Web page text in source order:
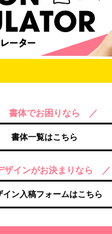
書体でお困りなら ／
書体一覧はこちら
インがお決まりなら ／
イン入稿フォームはこちら